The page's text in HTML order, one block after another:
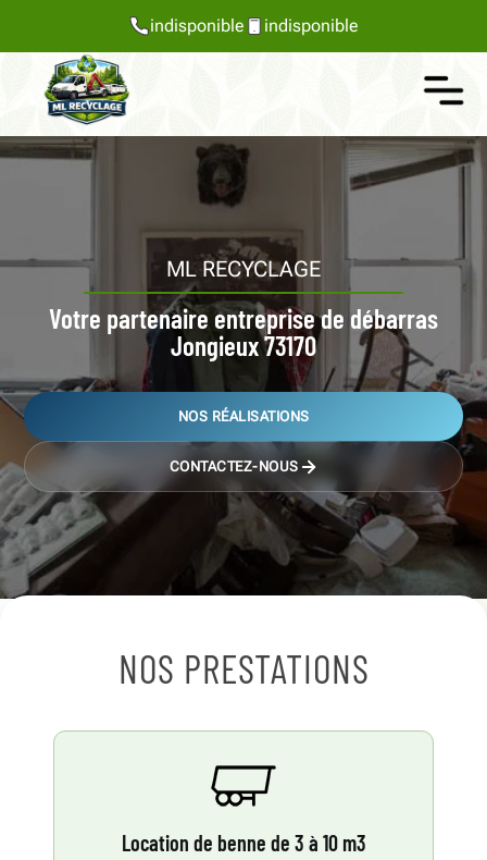
indisponible indisponible
ML RECYCLAGE
Votre partenaire entreprise de débarras
Jongieux 73170
NOS RÉALISATIONS
CONTACTEZ-NOUS
NOS PRESTATIONS
Location de benne de 3 à 10 m3